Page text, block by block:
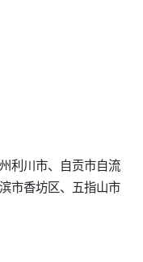
利川市、自贡市自流
市香坊区、五指山市